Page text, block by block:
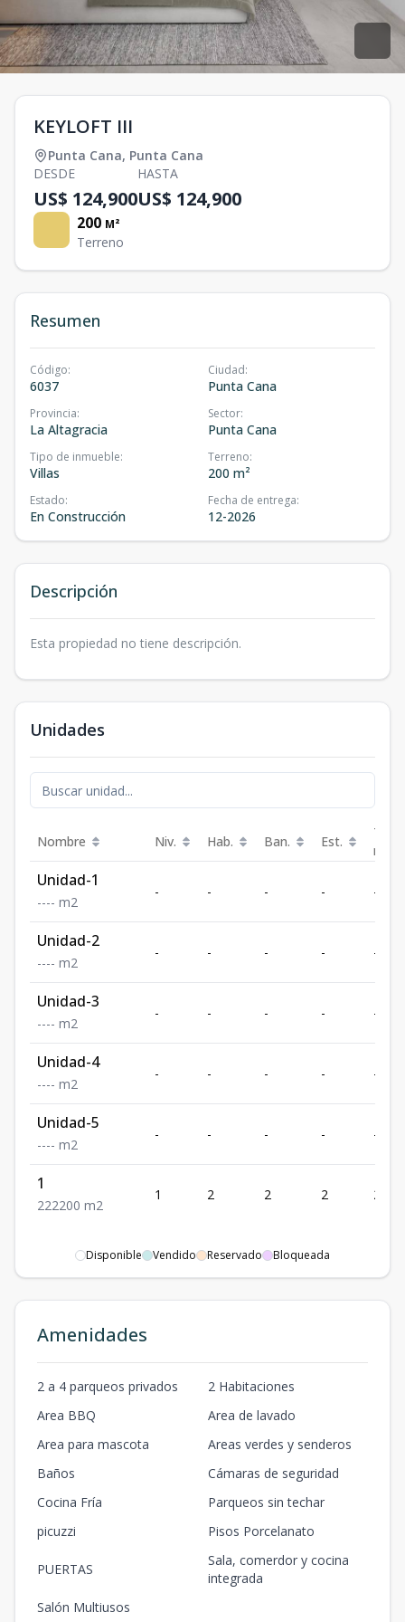
KEYLOFT III
Punta Cana, Punta Cana
DESDE
US$ 124,900
HASTA
US$ 124,900
200 M²
Terreno
Resumen
Código:
6037
Ciudad:
Punta Cana
Provincia:
La Altagracia
Sector:
Punta Cana
Tipo de inmueble:
Villas
Terreno:
200 m²
Estado:
En Construcción
Fecha de entrega:
12-2026
Descripción
Esta propiedad no tiene descripción.
Unidades
Nombre Niv. Hab. Ban. Est.
m²
Unidad-1
---- m2
- - - - -
Unidad-2
---- m2
- - - - -
Unidad-3
---- m2
- - - - -
Unidad-4
---- m2
- - - - -
Unidad-5
---- m2
- - - - -
1
222200 m2
1 2 2 2 200
Disponible Vendido Reservado Bloqueada
Amenidades
2 a 4 parqueos privados
2 Habitaciones
Area BBQ
Area de lavado
Area para mascota
Areas verdes y senderos
Baños
Cámaras de seguridad
Cocina Fría
Parqueos sin techar
picuzzi
Pisos Porcelanato
PUERTAS
Sala, comerdor y cocina
integrada
Salón Multiusos